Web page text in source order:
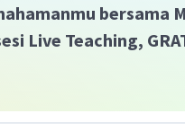
bersama
Live Teaching,